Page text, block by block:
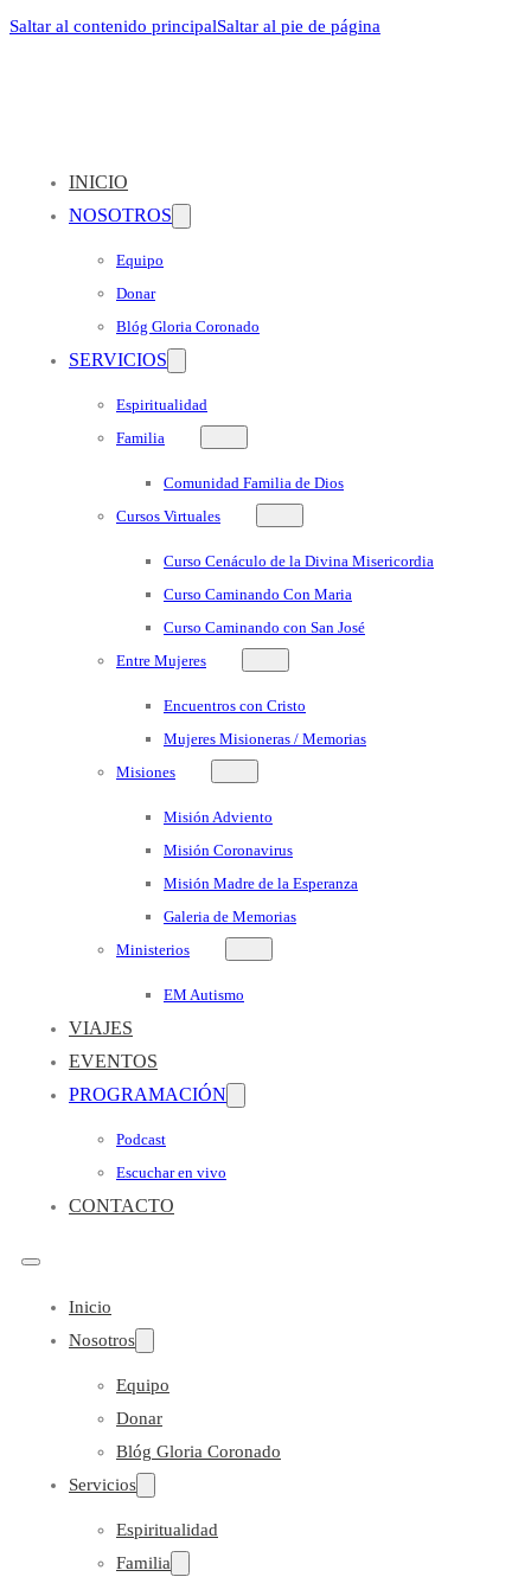
Saltar al contenido principalSaltar al pie de página
INICIO
NOSOTROS
Equipo
Donar
Blóg Gloria Coronado
SERVICIOS
Espiritualidad
Familia
Comunidad Familia de Dios
Cursos Virtuales
Curso Cenáculo de la Divina Misericordia
Curso Caminando Con Maria
Curso Caminando con San José
Entre Mujeres
Encuentros con Cristo
Mujeres Misioneras / Memorias
Misiones
Misión Adviento
Misión Coronavirus
Misión Madre de la Esperanza
Galeria de Memorias
Ministerios
EM Autismo
VIAJES
EVENTOS
PROGRAMACIÓN
Podcast
Escuchar en vivo
CONTACTO
Inicio
Nosotros
Equipo
Donar
Blóg Gloria Coronado
Servicios
Espiritualidad
Familia